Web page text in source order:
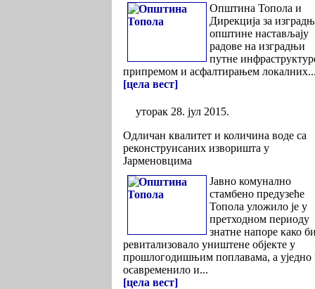
Општина Топола и
Дирекција за
општине настављају
радове на изградњи
путне
припремом и асфалтирањем
[цела вест]
уторак 28. јул 2015.
Одличан квалитет и количина воде са
реконструисаних изворишта у
Јарменовцима
Јавно комунално
стамбено предузеће
Топола уложило је у
претходном периоду
знатне напоре како
ревитализовало уништене објекте у
прошлогодишњим поплавама, а уједно
осавременило и...
[цела вест]